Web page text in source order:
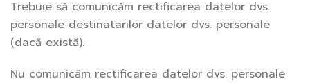
Trebuie să comunicăm rectificarea datelor dvs.
personale destinatarilor datelor dvs. personale
(dacă există).
Nu comunicăm rectificarea datelor dvs. personale